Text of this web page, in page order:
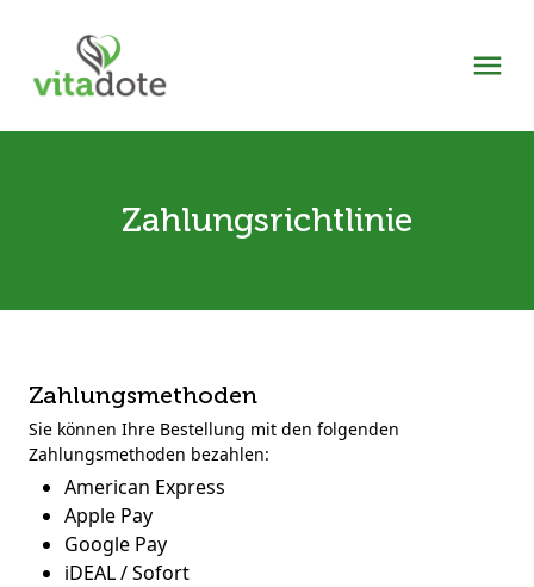
Zahlungsrichtlinie
Zahlungsmethoden
Sie können Ihre Bestellung mit den folgenden
Zahlungsmethoden bezahlen:
American Express
Apple Pay
Google Pay
iDEAL / Sofort